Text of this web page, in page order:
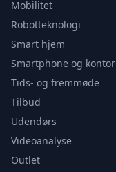
Mobilitet
Robotteknologi
Smart hjem
Smartphone og kontor
Tids- og fremmøde
Tilbud
Udendørs
Videoanalyse
Outlet